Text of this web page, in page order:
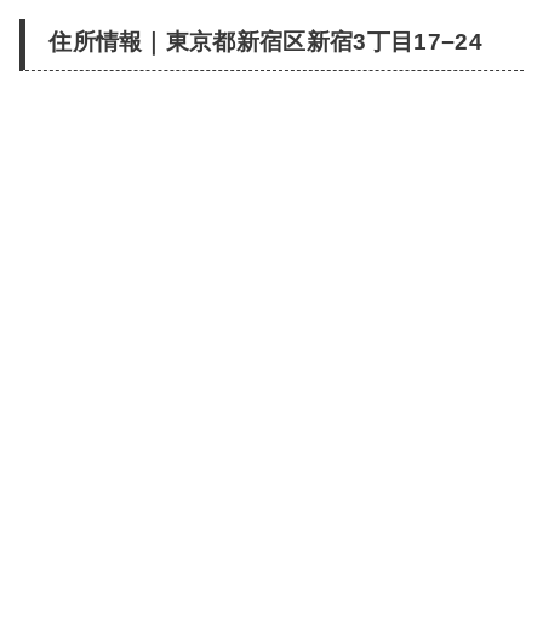
住所情報｜東京都新宿区新宿3丁目17−24